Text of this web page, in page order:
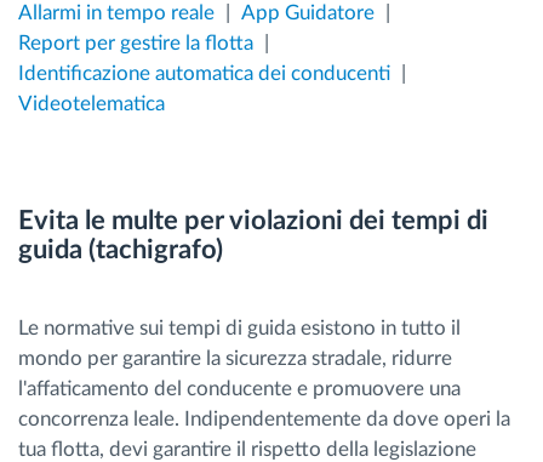
Allarmi in tempo reale
App Guidatore
Report per gestire la flotta
Identificazione automatica dei conducenti
Videotelematica
Evita le multe per violazioni dei tempi di
guida (tachigrafo)
Le normative sui tempi di guida esistono in tutto il
mondo per garantire la sicurezza stradale, ridurre
l'affaticamento del conducente e promuovere una
concorrenza leale. Indipendentemente da dove operi la
tua flotta, devi garantire il rispetto della legislazione